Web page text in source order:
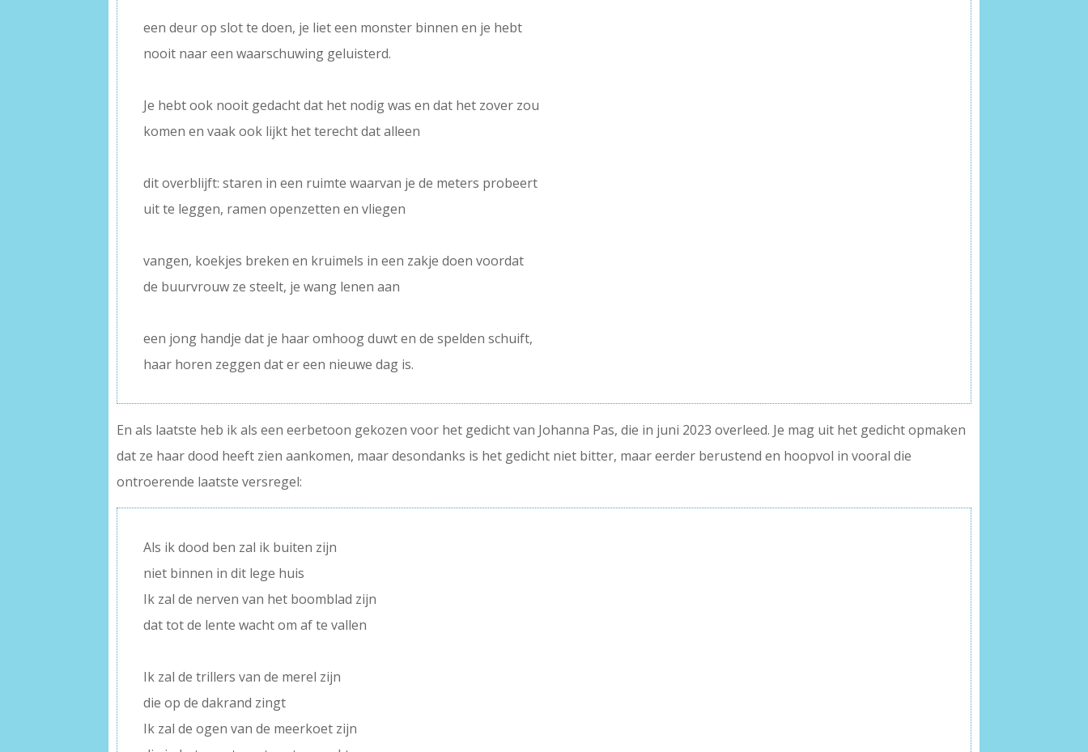
een deur op slot te doen, je liet een monster binnen en je hebt
nooit naar een waarschuwing geluisterd.
Je hebt ook nooit gedacht dat het nodig was en dat het zover zou
komen en vaak ook lijkt het terecht dat alleen
dit overblijft: staren in een ruimte waarvan je de meters probeert
uit te leggen, ramen openzetten en vliegen
vangen, koekjes breken en kruimels in een zakje doen voordat
de buurvrouw ze steelt, je wang lenen aan
een jong handje dat je haar omhoog duwt en de spelden schuift,
haar horen zeggen dat er een nieuwe dag is.
En als laatste heb ik als een eerbetoon gekozen voor het gedicht van Johanna Pas, die in juni 2023 overleed. Je mag uit het gedicht opmaken
dat ze haar dood heeft zien aankomen, maar desondanks is het gedicht niet bitter, maar eerder berustend en hoopvol in vooral die
ontroerende laatste versregel:
Als ik dood ben zal ik buiten zijn
niet binnen in dit lege huis
Ik zal de nerven van het boomblad zijn
dat tot de lente wacht om af te vallen
Ik zal de trillers van de merel zijn
die op de dakrand zingt
Ik zal de ogen van de meerkoet zijn